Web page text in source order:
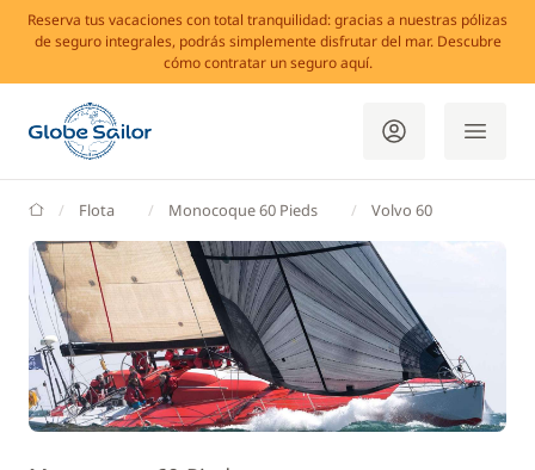
Reserva tus vacaciones con total tranquilidad: gracias a nuestras pólizas
de seguro integrales, podrás simplemente disfrutar del mar. Descubre
cómo contratar un seguro aquí.
GlobeSailor
Flota Monocoque 60 Pieds Volvo 60